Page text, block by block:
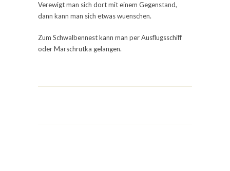
Verewigt man sich dort mit einem Gegenstand,
dann kann man sich etwas wuenschen.
Zum Schwalbennest kann man per Ausflugsschiff
oder Marschrutka gelangen.